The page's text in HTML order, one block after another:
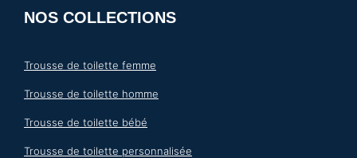
NOS COLLECTIONS
Trousse de toilette femme
Trousse de toilette homme
Trousse de toilette bébé
Trousse de toilette personnalisée